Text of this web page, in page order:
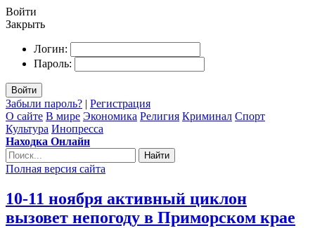
Войти
Закрыть
Логин:
Пароль:
Войти
Забыли пароль? | Регистрация
О сайте В мире Экономика Религия Криминал Спорт
Культура Инопресса
Находка Онлайн
Найти
Полная версия сайта
10-11 ноября активный циклон
вызовет непогоду в Приморском крае